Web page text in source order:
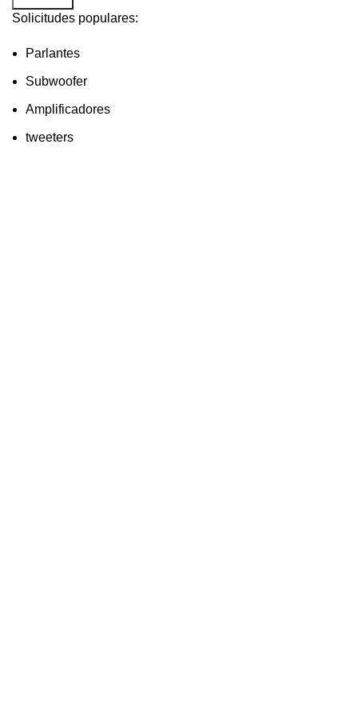
Solicitudes populares:
Parlantes
Subwoofer
Amplificadores
tweeters